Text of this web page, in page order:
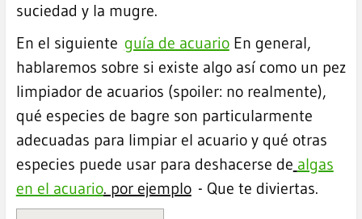
suciedad y la mugre.
En el siguiente guía de acuarioEn general,
hablaremos sobre si existe algo así como un pez
limpiador de acuarios (spoiler: no realmente),
qué especies de bagre son particularmente
adecuadas para limpiar el acuario y qué otras
especies puede usar para deshacerse de algas
en el acuario. por ejemplo- Que te diviertas.